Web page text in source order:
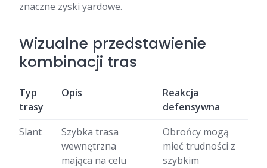
znaczne zyski yardowe.
Wizualne przedstawienie
kombinacji tras
Typ
trasy
Opis
Reakcja
defensywna
Slant
Szybka trasa
wewnętrzna
mająca na celu
Obrońcy mogą
mieć trudności z
szybkim